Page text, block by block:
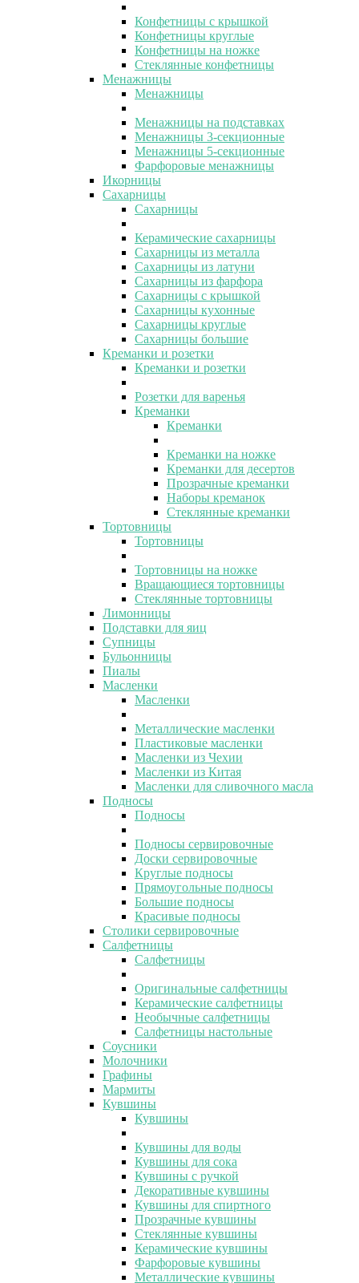
Конфетницы с крышкой
Конфетницы круглые
Конфетницы на ножке
Стеклянные конфетницы
Менажницы
Менажницы
Менажницы на подставках
Менажницы 3-секционные
Менажницы 5-секционные
Фарфоровые менажницы
Икорницы
Сахарницы
Сахарницы
Керамические сахарницы
Сахарницы из металла
Сахарницы из латуни
Сахарницы из фарфора
Сахарницы с крышкой
Сахарницы кухонные
Сахарницы круглые
Сахарницы большие
Креманки и розетки
Креманки и розетки
Розетки для варенья
Креманки
Креманки
Креманки на ножке
Креманки для десертов
Прозрачные креманки
Наборы креманок
Стеклянные креманки
Тортовницы
Тортовницы
Тортовницы на ножке
Вращающиеся тортовницы
Стеклянные тортовницы
Лимонницы
Подставки для яиц
Супницы
Бульонницы
Пиалы
Масленки
Масленки
Металлические масленки
Пластиковые масленки
Масленки из Чехии
Масленки из Китая
Масленки для сливочного масла
Подносы
Подносы
Подносы сервировочные
Доски сервировочные
Круглые подносы
Прямоугольные подносы
Большие подносы
Красивые подносы
Столики сервировочные
Салфетницы
Салфетницы
Оригинальные салфетницы
Керамические салфетницы
Необычные салфетницы
Салфетницы настольные
Соусники
Молочники
Графины
Мармиты
Кувшины
Кувшины
Кувшины для воды
Кувшины для сока
Кувшины с ручкой
Декоративные кувшины
Кувшины для спиртного
Прозрачные кувшины
Стеклянные кувшины
Керамические кувшины
Фарфоровые кувшины
Металлические кувшины